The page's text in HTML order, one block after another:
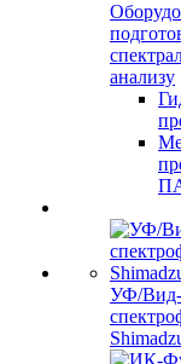
анализу
УФ/Вид-